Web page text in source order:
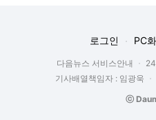
로그인 PC
다음뉴스 서비스안내
기사배열책임자 : 임광욱
ⓒ